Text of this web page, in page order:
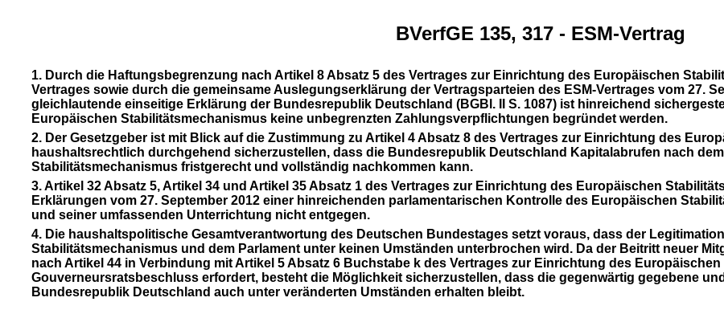
BVerfGE 135, 317 - ESM-Vertrag
1. Durch die Haftungsbegrenzung nach Artikel 8 Absatz 5 des Vertrages zur Einrichtung des Europäischen
Vertrages sowie durch die gemeinsame Auslegungserklärung der Vertragsparteien des ESM-Vertrages vom 27.
gleichlautende einseitige Erklärung der Bundesrepublik Deutschland (BGBl. II S. 1087) ist hinreichend
Europäischen Stabilitätsmechanismus keine unbegrenzten Zahlungsverpflichtungen begründet werden.
2. Der Gesetzgeber ist mit Blick auf die Zustimmung zu Artikel 4 Absatz 8 des Vertrages zur Einrichtung des
haushaltsrechtlich durchgehend sicherzustellen, dass die Bundesrepublik Deutschland Kapitalabrufen nach
Stabilitätsmechanismus fristgerecht und vollständig nachkommen kann.
3. Artikel 32 Absatz 5, Artikel 34 und Artikel 35 Absatz 1 des Vertrages zur Einrichtung des Europäischen
Erklärungen vom 27. September 2012 einer hinreichenden parlamentarischen Kontrolle des Europäischen
und seiner umfassenden Unterrichtung nicht entgegen.
4. Die haushaltspolitische Gesamtverantwortung des Deutschen Bundestages setzt voraus, dass der
Stabilitätsmechanismus und dem Parlament unter keinen Umständen unterbrochen wird. Da der Beitritt neuer
nach Artikel 44 in Verbindung mit Artikel 5 Absatz 6 Buchstabe k des Vertrages zur Einrichtung des
Gouverneursratsbeschluss erfordert, besteht die Möglichkeit sicherzustellen, dass die gegenwärtig gegebene
Bundesrepublik Deutschland auch unter veränderten Umständen erhalten bleibt.